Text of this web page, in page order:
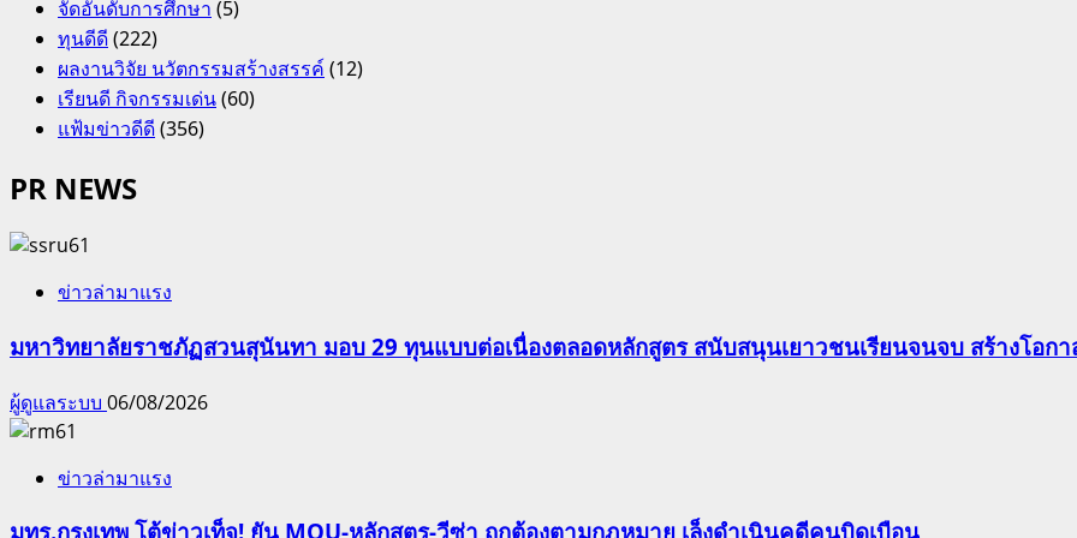
จัดอันดับการศึกษา (5)
ทุนดีดี(222)
ผลงานวิจัย นวัตกรรมสร้างสรรค์ (12)
เรียนดี กิจกรรมเด่น(60)
แฟ้มข่าวดีดี(356)
PR NEWS
ข่าวล่ามาแรง
มหาวิทยาลัยราชภัฏสวนสุนันทา มอบ 29 ทุนแบบต่อเนื่องตลอดหลักสูตร สนับสนุนเยาวชนเรียนจนจบ สร้างโอกา
ผู้ดูแลระบบ 06/08/2026
ข่าวล่ามาแรง
มทร.กรุงเทพ โต้ข่าวเท็จ! ยัน MOU-หลักสูตร-วีซ่า ถูกต้องตามกฎหมาย เล็งดำเนินคดีคนบิดเบือน